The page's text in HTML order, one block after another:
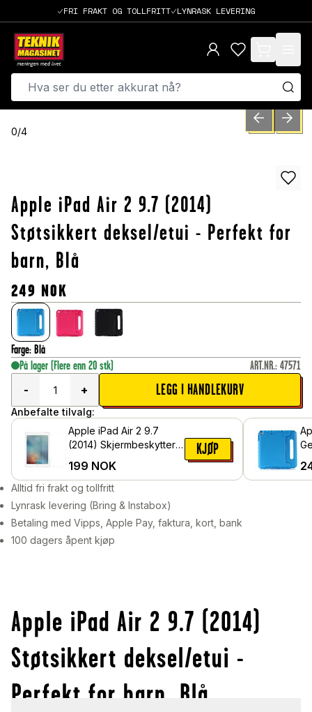
FRI FRAKT OG TOLLFRITT LYNRASK LEVERING
items in cart,
0/4 PREVIOUSNEXT
Apple iPad Air 2 9.7 (2014)
Støtsikkert deksel/etui - Perfekt for
barn, Blå
249 NOK
Farge: Blå
På lager (Flere enn 20 stk) ART.NR.: 47571
-
+ LEGG I HANDLEKURV
Anbefalte tilvalg:
Apple iPad Air 2 9.7
(2014) Skjermbeskytter i
199 NOK
KJØP
Alltid fri frakt og tollfritt
Lynrask levering (Bring & Instabox)
Betaling med Vipps, Apple Pay, faktura, kort, bank
100 dagers åpent kjøp
Apple iPad Air 2 9.7 (2014)
Støtsikkert deksel/etui -
Perfekt for barn, Blå